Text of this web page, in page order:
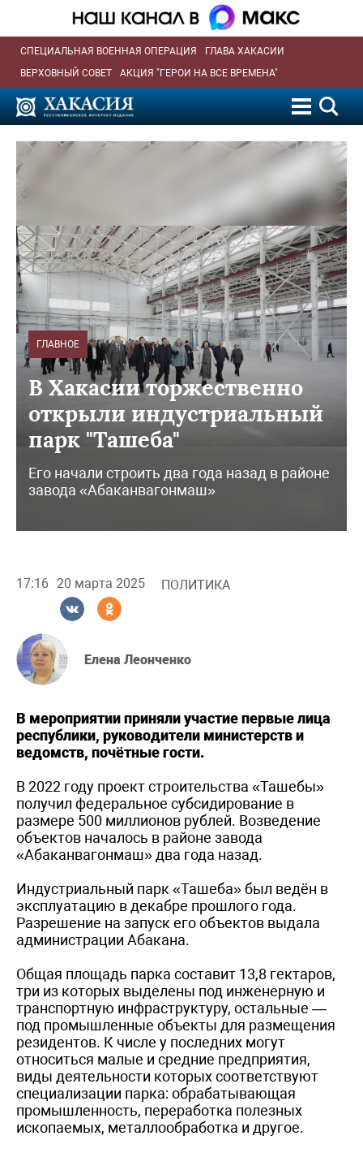
СПЕЦИАЛЬНАЯ ВОЕННАЯ ОПЕРАЦИЯ
ГЛАВА ХАКАСИИ
ВЕРХОВНЫЙ СОВЕТ
АКЦИЯ "ГЕРОИ НА ВСЕ ВРЕМЕНА"
ГЛАВНОЕ
В Хакасии торжественно
открыли индустриальный
парк "Ташеба"
Его начали строить два года назад в районе
завода «Абаканвагонмаш»
17:16 20 марта 2025 ПОЛИТИКА
Елена Леонченко
В мероприятии приняли участие первые лица
республики, руководители министерств и
ведомств, почётные гости.
В 2022 году проект строительства «Ташебы»
получил федеральное субсидирование в
размере 500 миллионов рублей. Возведение
объектов началось в районе завода
«Абаканвагонмаш» два года назад.
Индустриальный парк «Ташеба» был ведён в
эксплуатацию в декабре прошлого года.
Разрешение на запуск его объектов выдала
администрации Абакана.
Общая площадь парка составит 13,8 гектаров,
три из которых выделены под инженерную и
транспортную инфраструктуру, остальные —
под промышленные объекты для размещения
резидентов. К числе у последних могут
относиться малые и средние предприятия,
виды деятельности которых соответствуют
специализации парка: обрабатывающая
промышленность, переработка полезных
ископаемых, металлообработка и другое.